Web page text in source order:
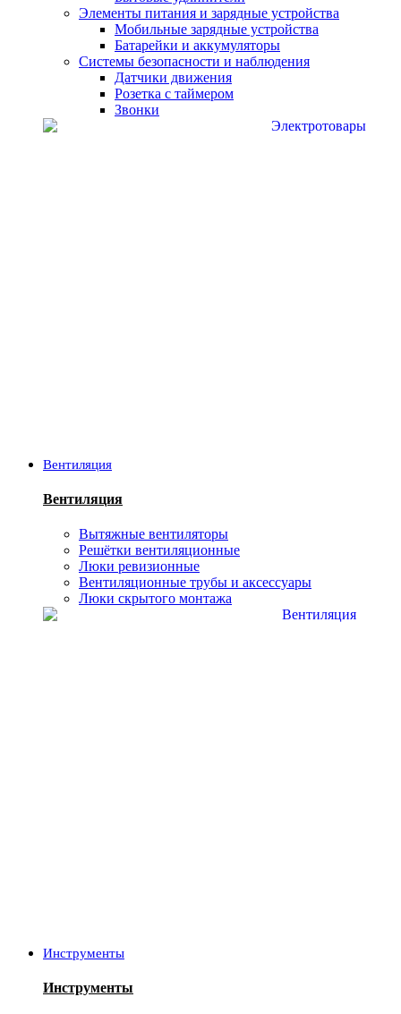
Элементы питания и зарядные устройства
Мобильные зарядные устройства
Батарейки и аккумуляторы
Системы безопасности и наблюдения
Датчики движения
Розетка с таймером
Звонки
Вентиляция
Вентиляция
Вытяжные вентиляторы
Решётки вентиляционные
Люки ревизионные
Вентиляционные трубы и аксессуары
Люки скрытого монтажа
Инструменты
Инструменты